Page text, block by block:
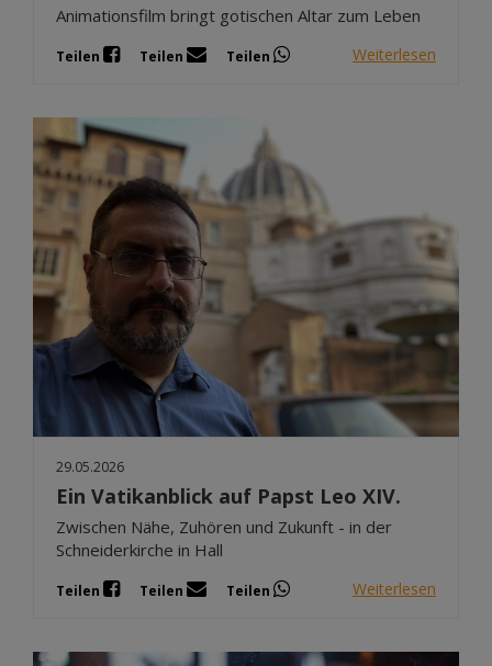
Animationsfilm bringt gotischen Altar zum Leben
Teilen Teilen Teilen Weiterlesen
29.05.2026
Ein Vatikanblick auf Papst Leo XIV.
Zwischen Nähe, Zuhören und Zukunft - in der
Schneiderkirche in Hall
Teilen Teilen Teilen Weiterlesen